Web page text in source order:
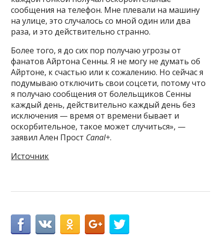
сообщения на телефон. Мне плевали на машину
на улице, это случалось со мной один или два
раза, и это действительно странно.
Более того, я до сих пор получаю угрозы от
фанатов Айртона Сенны. Я не могу не думать об
Айртоне, к счастью или к сожалению. Но сейчас я
подумываю отключить свои соцсети, потому что
я получаю сообщения от болельщиков Сенны
каждый день, действительно каждый день без
исключения — время от времени бывает и
оскорбительное, такое может случиться», —
заявил Ален Прост Canal+.
Источник